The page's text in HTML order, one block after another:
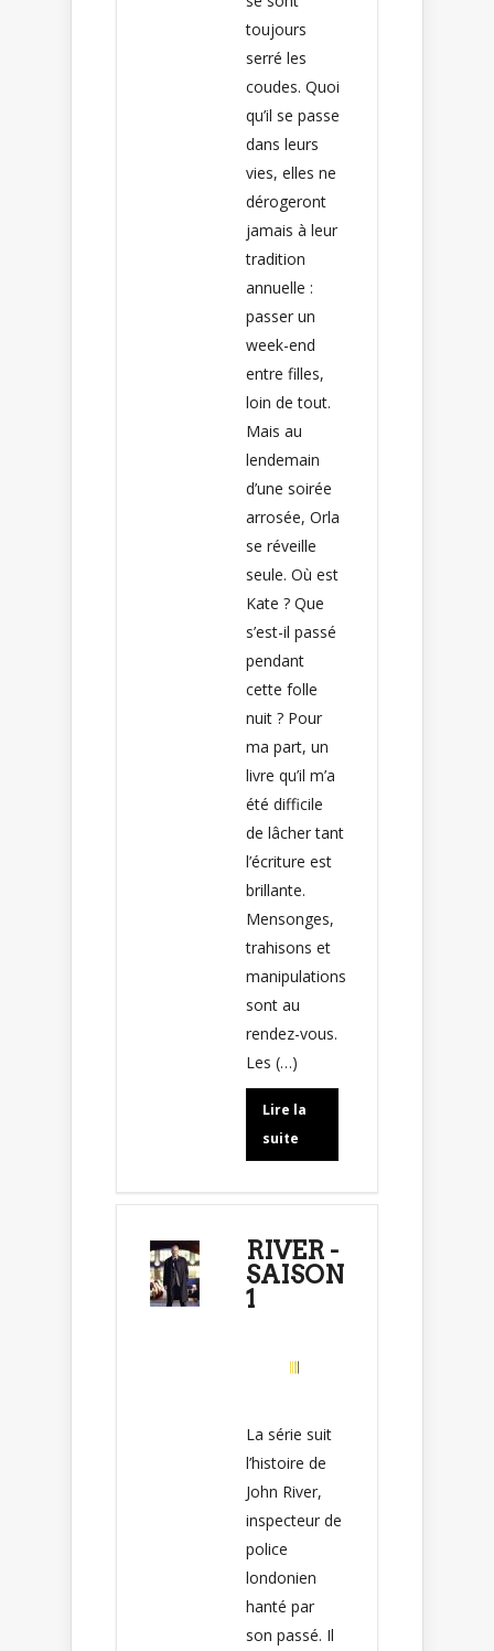
toujours
serré les
coudes. Quoi
qu’il se passe
dans leurs
vies, elles ne
dérogeront
jamais à leur
tradition
annuelle :
passer un
week-end
entre filles,
loin de tout.
Mais au
lendemain
d’une soirée
arrosée, Orla
se réveille
seule. Où est
Kate ? Que
s’est-il passé
pendant
cette folle
nuit ? Pour
ma part, un
livre qu’il m’a
été difficile
de lâcher tant
l’écriture est
brillante.
Mensonges,
trahisons et
manipulations
sont au
rendez-vous.
Les (…)
Lire la
suite
RIVER -
SAISON
1
La série suit
l’histoire de
John River,
inspecteur de
police
londonien
hanté par
son passé. Il